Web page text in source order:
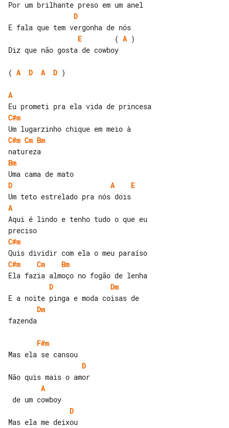
D
E
        (
A )
Diz que não gosta de cowboy
( A D A D )
A
C#m
C#m Cm Bm
Bm
D
A
E
A
Aqui é lindo e tenho tudo o que eu
C#m
C#m
Cm
Bm
D
Dm
Dm
fazenda
F#m
D
A
D